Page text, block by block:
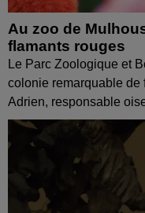
Au zoo de
flamants rouges
Le Parc Zoologique et
colonie remarquable de
Adrien, responsable